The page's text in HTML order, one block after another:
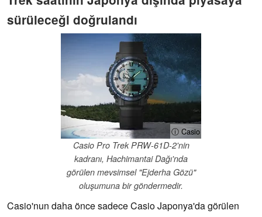
sürüleceği doğrulandı
ⓘ Casio
Casio Pro Trek PRW-61D-2'nin
kadranı, Hachimantai Dağı'nda
görülen mevsimsel "Ejderha Gözü"
oluşumuna bir göndermedir.
Casio'nun daha önce sadece Casio Japonya'da görülen